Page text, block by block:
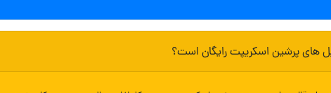
های پرشین اسکریپت رایگان است؟